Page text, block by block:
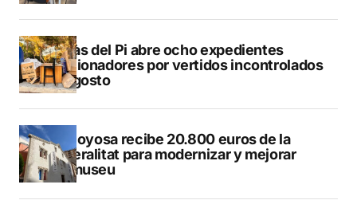
L’Alfàs del Pi abre ocho expedientes
sancionadores por vertidos incontrolados
en agosto
Villajoyosa recibe 20.800 euros de la
Generalitat para modernizar y mejorar
Vilamuseu